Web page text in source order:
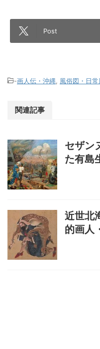
Post
-画人伝・沖縄 風俗図・日
関連記事
セザン
た有島
近世北
的画人